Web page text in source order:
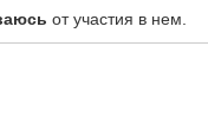
от участия в нем.